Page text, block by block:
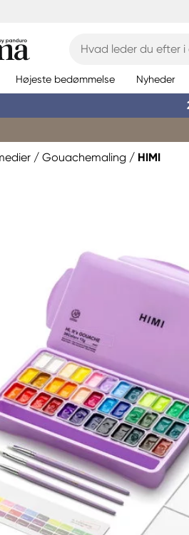
Højeste bedømmelse Nyheder
Gouachemaling HIMI